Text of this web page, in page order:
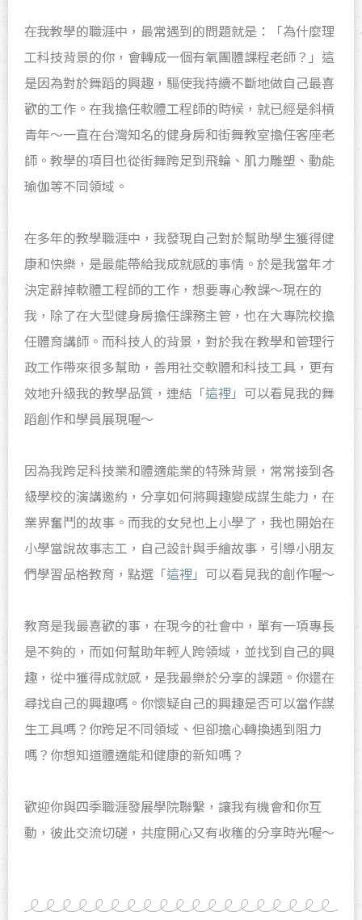
在我教學的職涯中，最常遇到的問題就是：「為什麼理
工科技背景的你，會轉成一個有氧團體課程老師？」這
是因為對於舞蹈的興趣，驅使我持續不斷地做自己最喜
歡的工作。在我擔任軟體工程師的時候，就已經是斜槓
青年～一直在台灣知名的健身房和街舞教室擔任客座老
師。教學的項目也從街舞跨足到飛輪、肌力雕塑、動能
瑜伽等不同領域。
在多年的教學職涯中，我發現自己對於幫助學生獲得健
康和快樂，是最能帶給我成就感的事情。於是我當年才
決定辭掉軟體工程師的工作，想要專心教課～現在的
我，除了在大型健身房擔任課務主管，也在大專院校擔
任體育講師。而科技人的背景，對於我在教學和管理行
政工作帶來很多幫助，善用社交軟體和科技工具，更有
效地升級我的教學品質，連結「這裡」 可以看見我的舞
蹈創作和學員展現喔～
因為我跨足科技業和體適能業的特殊背景，常常接到各
級學校的演講邀約，分享如何將興趣變成謀生能力，在
業界奮鬥的故事。而我的女兒也上小學了，我也開始在
小學當說故事志工，自己設計與手繪故事，引導小朋友
們學習品格教育，點選「這裡」 可以看見我的創作喔～
教育是我最喜歡的事，在現今的社會中，單有一項專長
是不夠的，而如何幫助年輕人跨領域，並找到自己的興
趣，從中獲得成就感，是我最樂於分享的課題。你還在
尋找自己的興趣嗎。你懷疑自己的興趣是否可以當作謀
生工具嗎？你跨足不同領域、但卻擔心轉換遇到阻力
嗎？你想知道體適能和健康的新知嗎？
歡迎你與四季職涯發展學院聯繫，讓我有機會和你互
動，彼此交流切磋，共度開心又有收穫的分享時光喔～